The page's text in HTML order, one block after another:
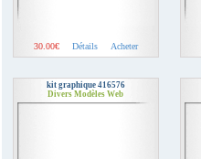
30.00€ Détails Acheter
kit graphique 416576
Divers Modèles Web